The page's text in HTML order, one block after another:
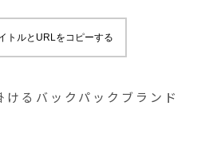
トルとURLをコピーする
るバックパックブランド